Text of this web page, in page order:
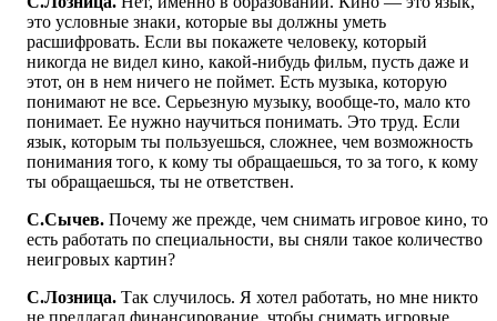
это условные знаки, которые вы должны уметь
расшифровать. Если вы покажете человеку, который
никогда не видел кино, какой-нибудь фильм, пусть даже и
этот, он в нем ничего не поймет. Есть музыка, которую
понимают не все. Серьезную музыку, вообще-то, мало кто
понимает. Ее нужно научиться понимать. Это труд. Если
язык, которым ты пользуешься, сложнее, чем возможность
понимания того, к кому ты обращаешься, то за того, к кому
ты обращаешься, ты не ответствен.
С.Сычев. Почему же прежде, чем снимать игровое кино, то
есть работать по специальности, вы сняли такое количество
неигровых картин?
С.Лозница. Так случилось. Я хотел работать, но мне никто